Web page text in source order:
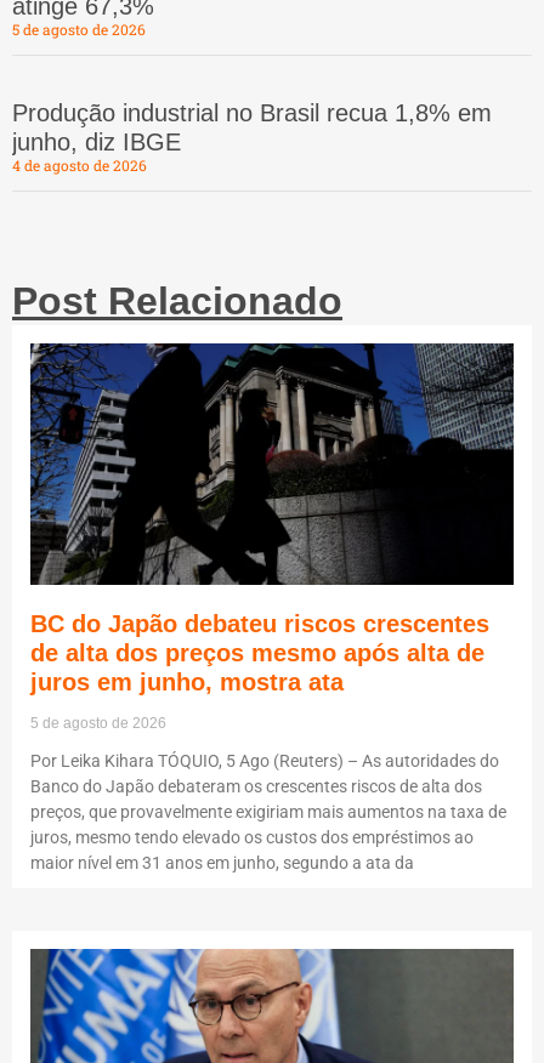
atinge 67,3%
5 de agosto de 2026
Produção industrial no Brasil recua 1,8% em
junho, diz IBGE
4 de agosto de 2026
Post Relacionado
BC do Japão debateu riscos crescentes
de alta dos preços mesmo após alta de
juros em junho, mostra ata
5 de agosto de 2026
Por Leika Kihara TÓQUIO, 5 Ago (Reuters) – As autoridades do
Banco do Japão debateram os crescentes riscos de alta dos
preços, que provavelmente exigiriam mais aumentos na taxa de
juros, mesmo tendo elevado os custos dos empréstimos ao
maior nível em 31 anos em junho, segundo a ata da